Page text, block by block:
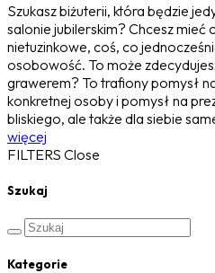
Szukasz biżuterii, która będzie
salonie jubilerskim? Chcesz
nietuzinkowe, coś, co
osobowość. To może
grawerem? To trafiony pomysł
konkretnej osoby i pomysł na
bliskiego, ale także dla siebie
więcej
FILTERS Close
Szukaj
Kategorie